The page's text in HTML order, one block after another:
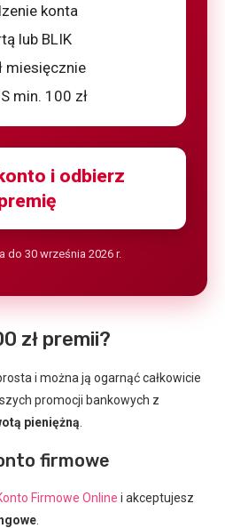
konta
lub BLIK
miesięcznie
min. 100 zł
i odbierz
do 30 września 2026 r.
zł premii?
i można ją ogarnąć całkowicie
promocji bankowych z
pieniężną
firmowe
Firmowe Online i akceptujesz